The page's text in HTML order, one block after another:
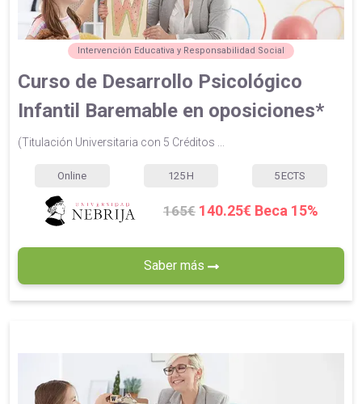
Intervención Educativa y Responsabilidad Social
Curso de Desarrollo Psicológico
Infantil Baremable en oposiciones*
(Titulación Universitaria con 5 Créditos ...
Online 125 H 5 ECTS
165€ 140.25€ Beca 15%
Saber más